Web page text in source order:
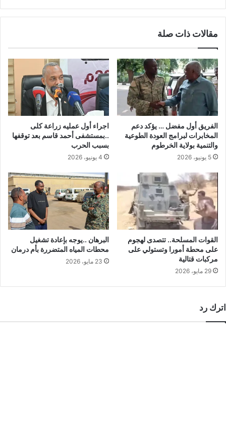
مقالات ذات صلة
الفريق أول مفضل … يؤكد دعم
المخابرات لبرامج العودة الطوعية
والتنمية بولاية الخرطوم
5 يونيو، 2026
اجراء أول عمليه زراعة كلى
..بمستشفى أحمد قاسم بعد توقفها
بسبب الحرب
4 يونيو، 2026
القوات المسلحة.. تتصدى لهجوم
على محطة أمورا وتستولي على
مركبات قتالية
29 مايو، 2026
البرهان ..يوجه بإعادة تشغيل
محطات المياه المتضررة بأم درمان
23 مايو، 2026
اترك رد